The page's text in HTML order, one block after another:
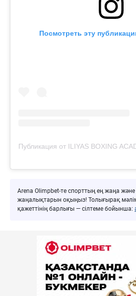
Посмотреть эту
Публикация от ILIYAS BOXING
Arena Olimpbet-те спорттың ең жаңа
жаңалықтарын оқыңыз! Толығырақ
қажеттінің барлығы — сілтеме бойынша: